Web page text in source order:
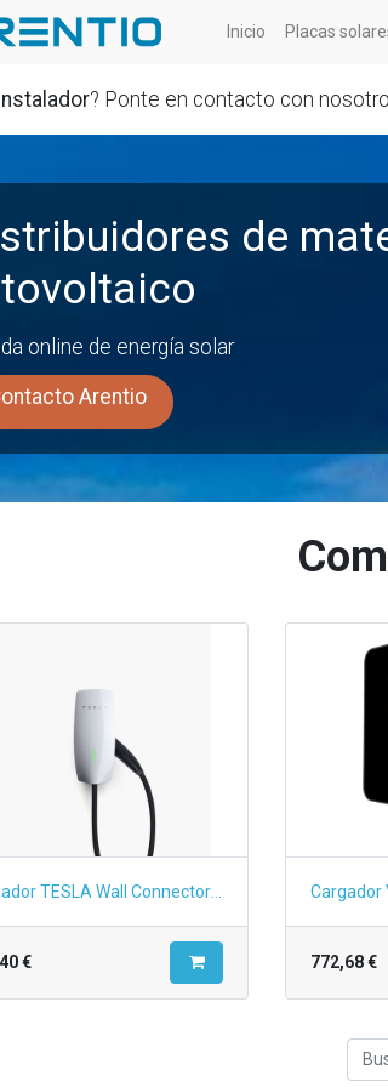
Inicio Placas
? Ponte en contacto con
de
online de energía solar
Arentio
€ 772,68€